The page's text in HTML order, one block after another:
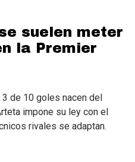
suelen meter
la Premier
de 10 goles nacen del
impone su ley con el
rivales se adaptan.